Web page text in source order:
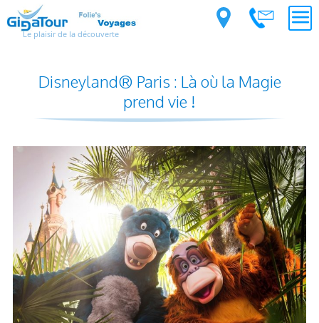
Le plaisir de la découverte
Disneyland® Paris : Là où la Magie
prend vie !